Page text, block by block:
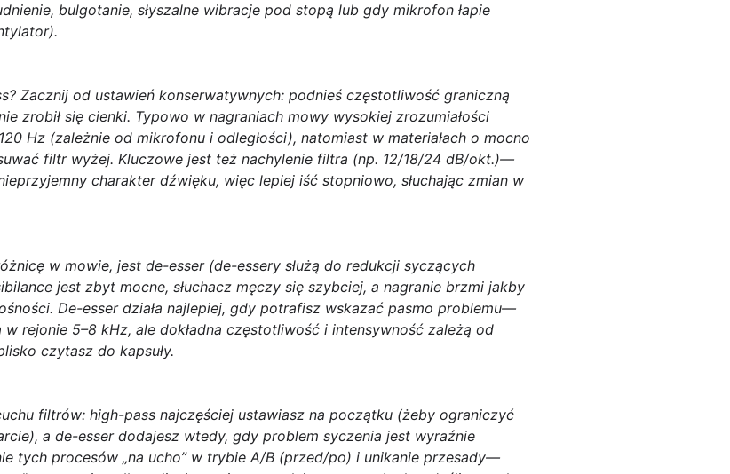
bulgotanie, słyszalne wibracje pod stopą lub gdy mikrofon łapie
Zacznij od ustawień konserwatywnych: podnieś częstotliwość graniczną
zrobił się cienki. Typowo w nagraniach mowy wysokiej zrozumiałości
Hz (zależnie od mikrofonu i odległości), natomiast w materiałach o mocno
filtr wyżej. Kluczowe jest też nachylenie filtra (np. 12/18/24 dB/okt.)—
charakter dźwięku, więc lepiej iść stopniowo, słuchając zmian w
w mowie, jest de-esser(de-essery służą do redukcji syczących
sibilance jest zbyt mocne, słuchacz męczy się szybciej, a nagranie brzmi jakby
De-esser działa najlepiej, gdy potrafisz wskazać pasmo problemu—
w rejonie 5–8 kHz, ale dokładna częstotliwość i intensywność zależą od
czytasz do kapsuły.
filtrów: high-pass najczęściej ustawiasz na początku (żeby ograniczyć
a de-esser dodajesz wtedy, gdy problem syczenia jest wyraźnie
tych procesów „na ucho” w trybie A/B (przed/po) i unikanie przesady—